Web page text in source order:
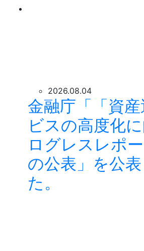
2026.08.04
金融庁「「資
ビスの高度化
ログレスレポ
の公表」を公
た。